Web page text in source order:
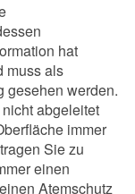
hat
muss als
gesehen werden.
abgeleitet
immer
Sie zu
einen
Atemschutz